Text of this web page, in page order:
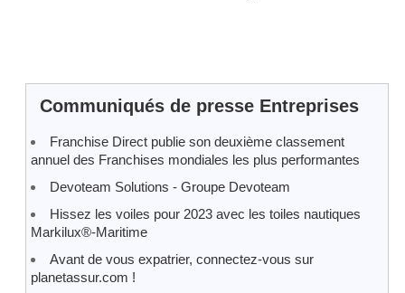
Communiqués de presse Entreprises
Franchise Direct publie son deuxième classement
annuel des Franchises mondiales les plus performantes
Devoteam Solutions - Groupe Devoteam
Hissez les voiles pour 2023 avec les toiles nautiques
Markilux®-Maritime
Avant de vous expatrier, connectez-vous sur
planetassur.com !